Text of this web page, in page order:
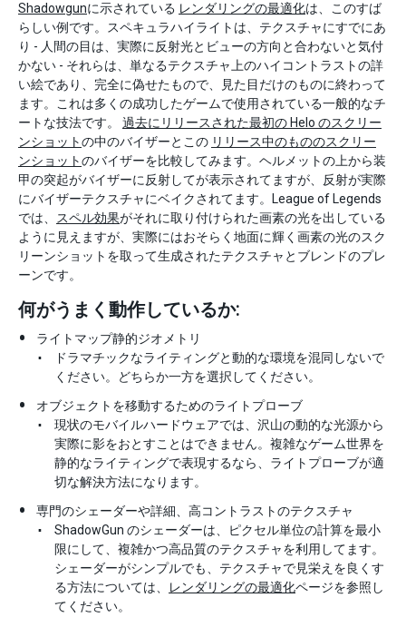
Shadowgunに示されている レンダリングの最適化は、このすば
らしい例です。スペキュラハイライトは、テクスチャにすでにあ
り - 人間の目は、実際に反射光とビューの方向と合わないと気付
かない - それらは、単なるテクスチャ上のハイコントラストの詳
い絵であり、完全に偽せたもので、見た目だけのものに終わって
ます。これは多くの成功したゲームで使用されている一般的なチ
ートな技法です。 過去にリリースされた最初の Helo のスクリー
ンショットの中のバイザーとこの リリース中のもののスクリー
ンショットのバイザーを比較してみます。ヘルメットの上から装
甲の突起がバイザーに反射してが表示されてますが、反射が実際
にバイザーテクスチャにベイクされてます。League of Legends
では、
スペル効果がそれに取り付けられた画素の光を出している
ように見えますが、実際にはおそらく地面に輝く画素の光のスク
リーンショットを取って生成されたテクスチャとブレンドのプレ
ーンです。
何がうまく動作しているか:
ライトマップ静的ジオメトリ
ドラマチックなライティングと動的な環境を混同しないで
ください。どちらか一方を選択してください。
オブジェクトを移動するためのライトプローブ
現状のモバイルハードウェアでは、沢山の動的な光源から
実際に影をおとすことはできません。複雑なゲーム世界を
静的なライティングで表現するなら、ライトプローブが適
切な解決方法になります。
専門のシェーダーや詳細、高コントラストのテクスチャ
ShadowGun のシェーダーは、ピクセル単位の計算を最小
限にして、複雑かつ高品質のテクスチャを利用してます。
シェーダーがシンプルでも、テクスチャで見栄えを良くす
る方法については、
レンダリングの最適化ページを参照し
てください。